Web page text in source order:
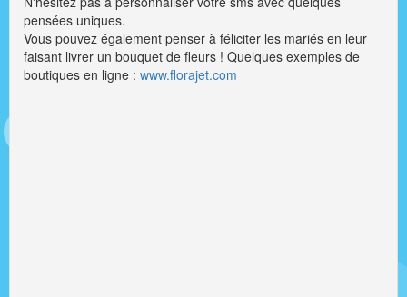
pensées uniques.
Vous pouvez également penser à féliciter les mariés en leur
faisant livrer un bouquet de fleurs ! Quelques exemples de
boutiques en ligne : www.florajet.com